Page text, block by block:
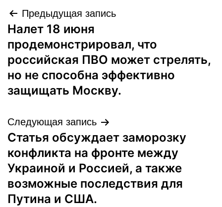
Навигация
по
записям
Предыдущая запись
Налет 18 июня
продемонстрировал, что
российская ПВО может стрелять,
но не способна эффективно
защищать Москву.
Следующая запись
Статья обсуждает заморозку
конфликта на фронте между
Украиной и Россией, а также
возможные последствия для
Путина и США.